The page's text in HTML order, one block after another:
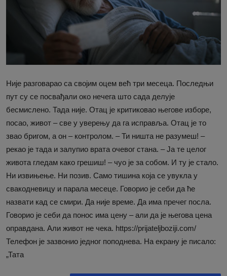
Није разговарао са својим оцем већ три месеца. Последњи
пут су се посвађали око нечега што сада делује
бесмислено. Тада није. Отац је критиковао његове изборе,
посао, живот – све у уверењу да га исправља. Отац је то
звао бригом, а он – контролом. – Ти ништа не разумеш! –
рекао је тада и залупио врата очевог стана. – Ја те целог
живота гледам како грешиш! – чуо је за собом. И ту је стало.
Ни извињење. Ни позив. Само тишина која се увукла у
свакодневицу и парала месеце. Говорио је себи да ће
назвати кад се смири. Да није време. Да има пречег посла.
Говорио је себи да понос има цену – али да је његова цена
оправдана. Али живот не чека. https://prijateljboziji.com/
Телефон је зазвонио једног поподнева. На екрану је писало:
„Тата